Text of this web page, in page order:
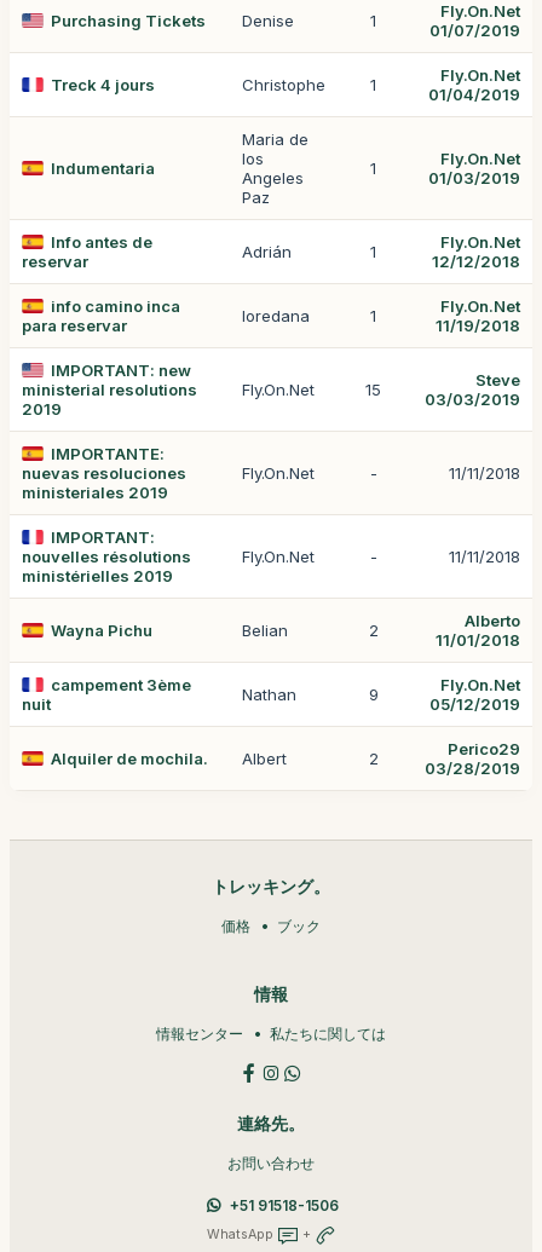
Purchasing Tickets Denise 1
Fly.On.Net
01/07/2019
Treck 4 jours Christophe 1
Fly.On.Net
01/04/2019
Indumentaria
Maria de
los
Angeles
Paz
1
Fly.On.Net
01/03/2019
Info antes de
reservar
Adrián 1
Fly.On.Net
12/12/2018
info camino inca
para reservar
loredana 1
Fly.On.Net
11/19/2018
IMPORTANT: new
ministerial resolutions
2019
Fly.On.Net 15
Steve
03/03/2019
IMPORTANTE:
nuevas resoluciones
ministeriales 2019
Fly.On.Net - 11/11/2018
IMPORTANT:
nouvelles résolutions
ministérielles 2019
Fly.On.Net - 11/11/2018
Wayna Pichu Belian 2
Alberto
11/01/2018
campement 3ème
nuit
Nathan 9
Fly.On.Net
05/12/2019
Alquiler de mochila. Albert 2
Perico29
03/28/2019
トレッキング。
価格 ブック
情報
情報センター 私たちに関しては
連絡先。
お問い合わせ
+51 91518-1506
WhatsApp +